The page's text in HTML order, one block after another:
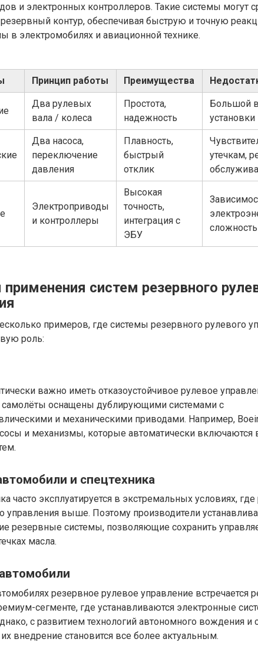
и электронных контроллеров. Такие системы могут
резервный контур, обеспечивая быструю и точную
в электромобилях и авиационной технике.
Принцип работы Преимущества
Два рулевых
вала / колеса
Простота,
надежность
Большой
установки
Два насоса,
переключение
давления
Плавность,
быстрый
отклик
утечкам,
Электроприводы
и контроллеры
Высокая
точность,
интеграция с
ЭБУ
систем резервного
примеров, где системы резервного рулевого
роль:
важно иметь отказоустойчивое рулевое
оснащены дублирующими системами с
и механическими приводами. Например,
и механизмы, которые автоматически включаются
и спецтехника
часто эксплуатируется в экстремальных условиях,
управления выше. Поэтому производители
резервные системы, позволяющие сохранить
масла.
резервное рулевое управление встречается
сегменте, где устанавливаются электронные
с развитием технологий автономного вождения и
их внедрение становится все более актуальным.